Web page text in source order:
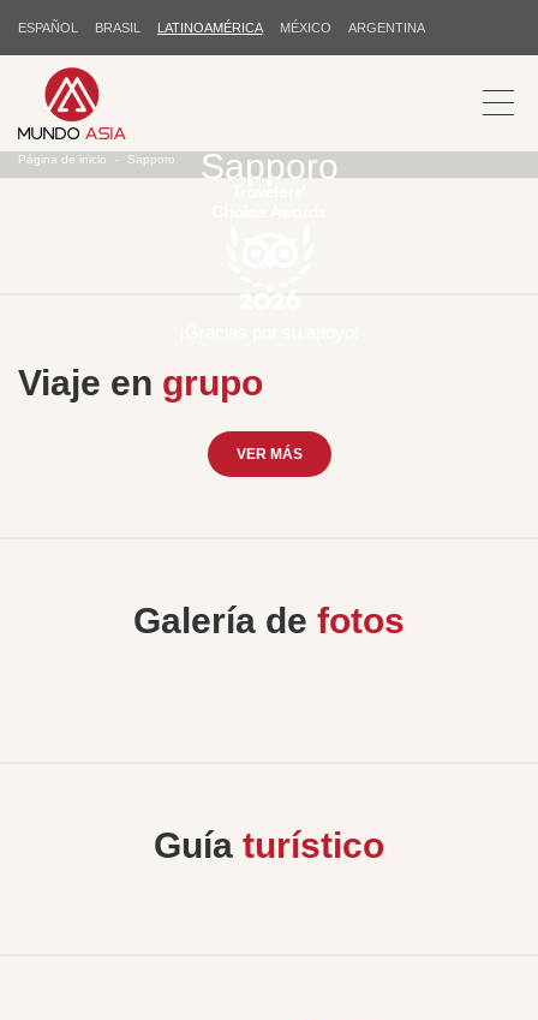
ESPAÑOL BRASIL LATINOAMÉRICA MÉXICO ARGENTINA
Sapporo
Página de inicio Sapporo
Viaje en grupo
VER MÁS
Galería de fotos
Guía turístico